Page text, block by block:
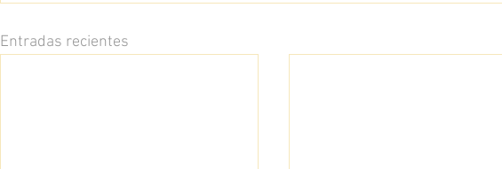
Entradas recientes